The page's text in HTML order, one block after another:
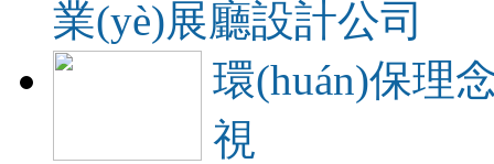
業(yè)展廳設計公司
環(huán)保理
視